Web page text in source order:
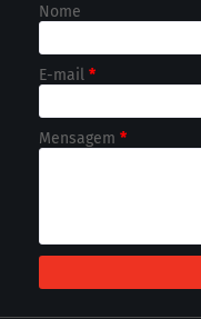
Nome
E-mail *
Mensagem *